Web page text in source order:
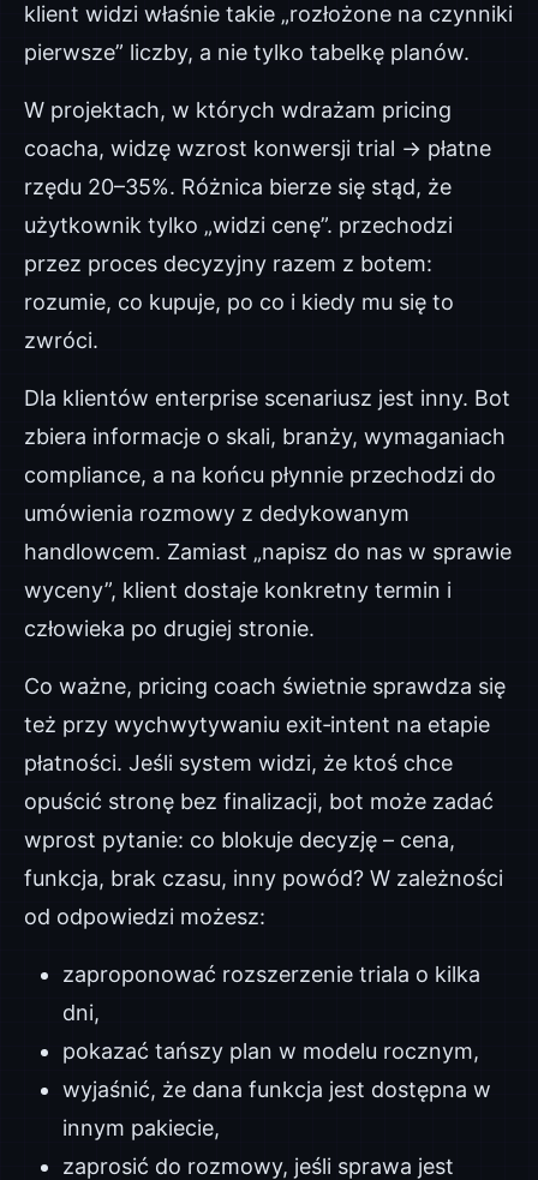
klient widzi właśnie takie „rozłożone na czynniki
pierwsze” liczby, a nie tylko tabelkę planów.
W projektach, w których wdrażam pricing
coacha, widzę wzrost konwersji trial → płatne
rzędu 20–35%. Różnica bierze się stąd, że
użytkownik tylko „widzi cenę”. przechodzi
przez proces decyzyjny razem z botem:
rozumie, co kupuje, po co i kiedy mu się to
zwróci.
Dla klientów enterprise scenariusz jest inny. Bot
zbiera informacje o skali, branży, wymaganiach
compliance, a na końcu płynnie przechodzi do
umówienia rozmowy z dedykowanym
handlowcem. Zamiast „napisz do nas w sprawie
wyceny”, klient dostaje konkretny termin i
człowieka po drugiej stronie.
Co ważne, pricing coach świetnie sprawdza się
też przy wychwytywaniu exit‑intent na etapie
płatności. Jeśli system widzi, że ktoś chce
opuścić stronę bez finalizacji, bot może zadać
wprost pytanie: co blokuje decyzję – cena,
funkcja, brak czasu, inny powód? W zależności
od odpowiedzi możesz:
zaproponować rozszerzenie triala o kilka
dni,
pokazać tańszy plan w modelu rocznym,
wyjaśnić, że dana funkcja jest dostępna w
innym pakiecie,
zaprosić do rozmowy, jeśli sprawa jest